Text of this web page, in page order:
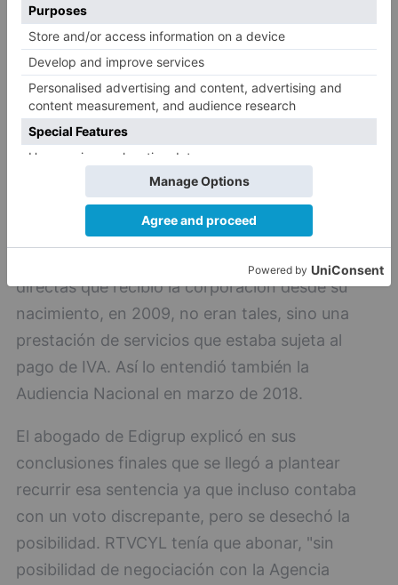
abonado en un año. Del pago del 50% de esta
cantidad en el plazo de dos años dependía que
el fondo cobrase o no un bonus de 750.000
euros, ya que el precio de las acciones era
mayor con el resarcimiento de la deuda. Además
se reconocía otro bonus de 450.000 en el caso
de que el dinero se pagase en un año.
Televisión Castilla y León había estado envuelta
en un largo pleito con la Agencia Tributaria, que
directas que recibió la corporación desde su
nacimiento, en 2009, no eran tales, sino una
prestación de servicios que estaba sujeta al
pago de IVA. Así lo entendió también la
Audiencia Nacional en marzo de 2018.
El abogado de Edigrup explicó en sus
conclusiones finales que se llegó a plantear
recurrir esa sentencia ya que incluso contaba
con un voto discrepante, pero se desechó la
posibilidad. RTVCYL tenía que abonar, "sin
posibilidad de negociación con la Agencia